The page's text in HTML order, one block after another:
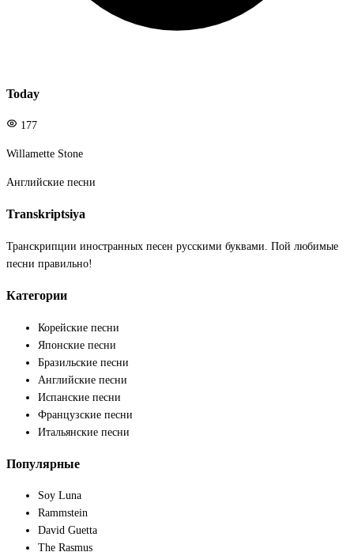
Today
177
Willamette Stone
Английские песни
Transkriptsiya
Транскрипции иностранных песен русскими буквами. Пой любимые
песни правильно!
Категории
Корейские песни
Японские песни
Бразильские песни
Английские песни
Испанские песни
Французские песни
Итальянские песни
Популярные
Soy Luna
Rammstein
David Guetta
The Rasmus